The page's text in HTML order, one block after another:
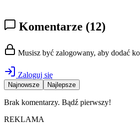
Komentarze (12)
Musisz być zalogowany, aby dodać
Zaloguj się
Najnowsze Najlepsze
Brak komentarzy. Bądź pierwszy!
REKLAMA